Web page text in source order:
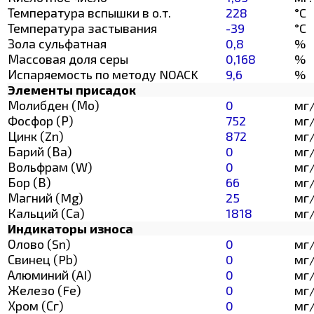
Температура вспышки в о.т.
228
°C
Температура застывания
-39
°C
Зола сульфатная
0,8
%
Массовая доля серы
0,168
%
Испаряемость по методу NOACK
9,6
%
Элементы присадок
Молибден (Мо)
0
Фосфор (Р)
752
Цинк (Zn)
872
Барий (Ва)
0
Вольфрам (W)
0
Бор (В)
66
Магний (Mg)
25
Кальций (Са)
1818
Индикаторы износа
Олово (Sn)
0
Свинец (Pb)
0
Алюминий (AI)
0
Железо (Fe)
0
Хром (Сг)
0